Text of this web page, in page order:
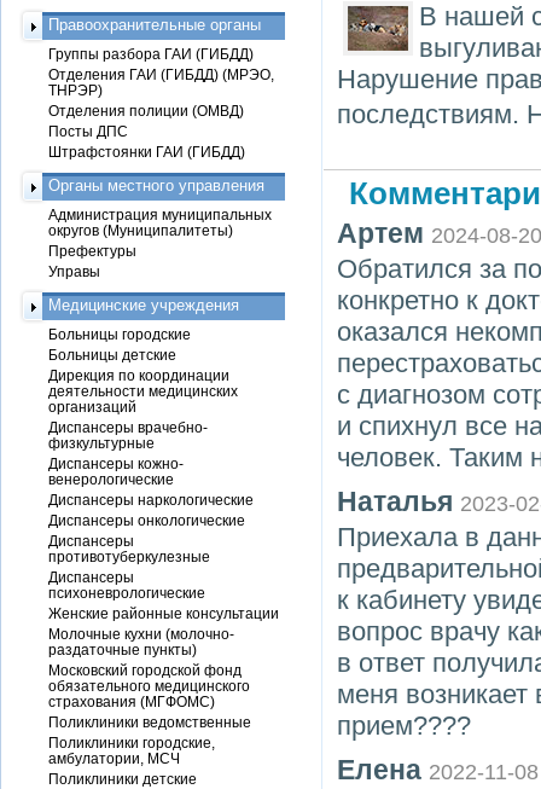
В нашей
Нарушение
последствиям.
Артем 2024-08-20
Обратился за
конкретно к
оказался
с диагнозом
и спихнул все
человек. Таким
Наталья 2023-
Приехала в
к кабинету
вопрос врачу
в ответ
меня возникает
прием????
Елена 2022-11-08
Правоохранительные органы
Группы разбора ГАИ (ГИБДД)
Отделения ГАИ (ГИБДД) (МРЭО,
ТНРЭР)
Отделения полиции (ОМВД)
Посты ДПС
Штрафстоянки ГАИ (ГИБДД)
Органы местного управления
Администрация муниципальных
округов (Муниципалитеты)
Префектуры
Управы
Медицинские учреждения
Больницы городские
Больницы детские
Дирекция по координации
деятельности медицинских
организаций
Диспансеры врачебно-
физкультурные
Диспансеры кожно-
венерологические
Диспансеры наркологические
Диспансеры онкологические
Диспансеры
противотуберкулезные
Диспансеры
психоневрологические
Женские районные консультации
Молочные кухни (молочно-
раздаточные пункты)
Московский городской фонд
обязательного медицинского
страхования (МГФОМС)
Поликлиники ведомственные
Поликлиники городские,
амбулатории, МСЧ
Поликлиники детские